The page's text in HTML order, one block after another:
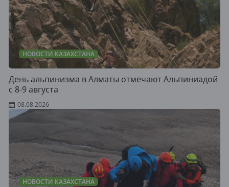
НОВОСТИ КАЗАХСТАНА
День альпинизма в Алматы отмечают Альпиниадой
с 8-9 августа
08.08.2026
НОВОСТИ КАЗАХСТАНА